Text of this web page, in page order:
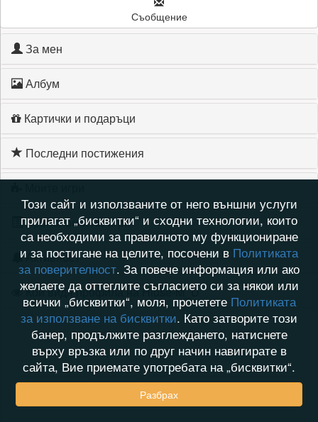
Съобщение
За мен
Албум
Картички и подаръци
Последни постижения
Хронология на игри
Активност
Кой видя профила на Hiuse-M_D
Този сайт и използваните от него външни услуги
прилагат „бисквитки“ и сходни технологии, които
са необходими за правилното му функциониране
и за постигане на целите, посочени в Политиката
за поверителност. За повече информация или ако
желаете да оттеглите съгласието си за някои или
всички „бисквитки“, моля, прочетете Политиката
за използване на бисквитки. Като затворите този
банер, продължите разглеждането, натиснете
върху връзка или по друг начин навигирате в
сайта, Вие приемате употребата на „бисквитки“.
Разбрах